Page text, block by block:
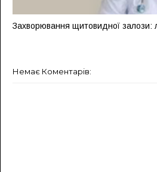
Захворювання щитовидної залози:
Немає Коментарів: